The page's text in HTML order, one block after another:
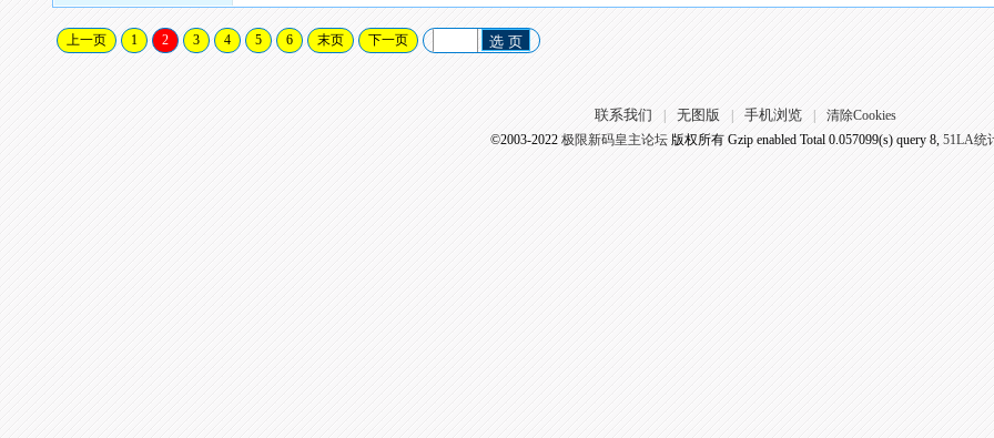
上一页 1 2 3 4 5 6 末页 下一页 选 页
联系我们 无图版 手机浏览
清除Cookies
©2003-2022 极限新码皇主论坛版权所有 Gzip enabled Total 0.057099(s) query 8, 51LA统